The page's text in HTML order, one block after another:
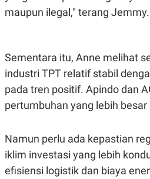
maupun ilegal," terang Jemmy.
Sementara itu, Anne melihat
industri TPT relatif stabil
pada tren positif. Apindo dan
pertumbuhan yang lebih
Namun perlu ada kepastian
iklim investasi yang lebih
efisiensi logistik dan biaya